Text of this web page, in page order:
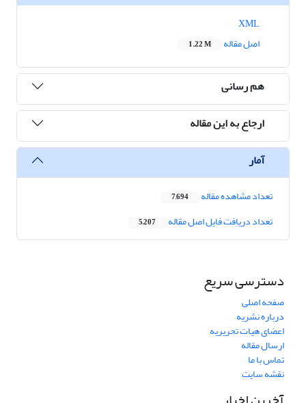
اصل مقاله
1.22 M
هم رسانی
ارجاع به این مقاله
آمار
تعداد مشاهده مقاله 7,694
تعداد دریافت فایل اصل مقاله 5,207
دسترسی سریع
صفحه اصلی
درباره نشریه
اعضای هیات تحریریه
ارسال مقاله
تماس با ما
نقشه سایت